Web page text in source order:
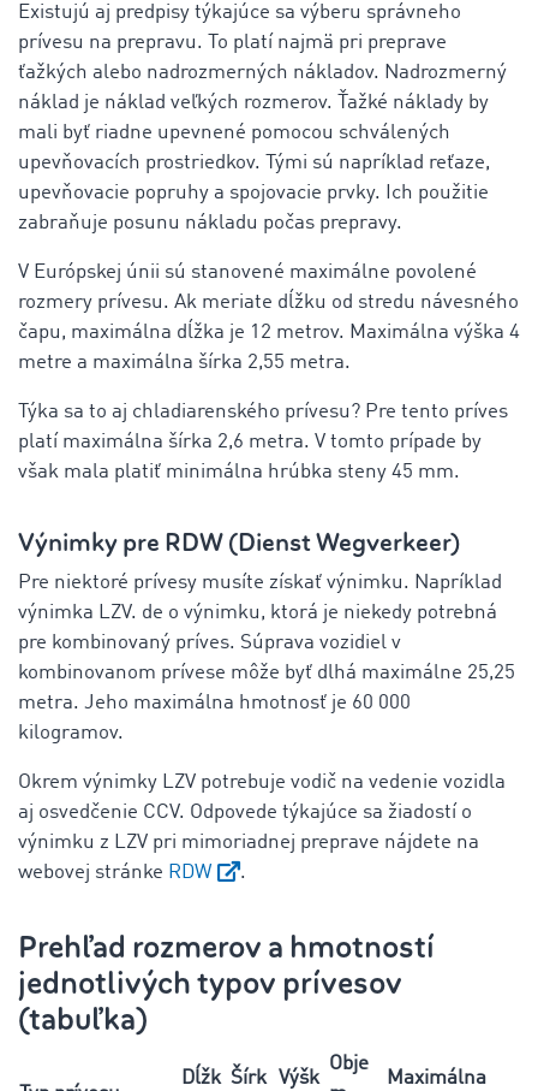
Existujú aj predpisy týkajúce sa výberu správneho
prívesu na prepravu.
To platí najmä pri preprave
ťažkých alebo nadrozmerných nákladov. Nadrozmerný
náklad je náklad veľkých rozmerov. Ťažké náklady by
mali byť riadne upevnené pomocou schválených
upevňovacích prostriedkov. Tými sú napríklad reťaze,
upevňovacie popruhy a spojovacie prvky. Ich použitie
zabraňuje posunu nákladu počas prepravy.
V Európskej únii sú stanovené maximálne povolené
rozmery prívesu. Ak meriate dĺžku od stredu návesného
čapu, maximálna dĺžka je 12 metrov. Maximálna výška 4
metre a maximálna šírka 2,55 metra.
Týka sa to aj chladiarenského prívesu? Pre tento príves
platí maximálna šírka 2,6 metra. V tomto prípade by
však mala platiť minimálna hrúbka steny 45 mm.
Výnimky pre RDW (Dienst Wegverkeer)
Pre niektoré prívesy musíte získať výnimku. Napríklad
výnimka LZV. de o výnimku, ktorá je niekedy potrebná
pre kombinovaný príves. Súprava vozidiel v
kombinovanom prívese môže byť dlhá maximálne 25,25
metra. Jeho maximálna hmotnosť je 60 000
kilogramov.
Okrem výnimky LZV potrebuje vodič na vedenie vozidla
aj osvedčenie CCV. Odpovede týkajúce sa žiadostí o
výnimku z LZV pri mimoriadnej preprave nájdete na
webovej stránke RDW .
Prehľad rozmerov a hmotností
jednotlivých typov prívesov
(tabuľka)
Dĺžk Šírk Výšk
Obje
Maximálna